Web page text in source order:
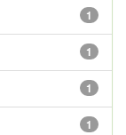
1
1
1
1